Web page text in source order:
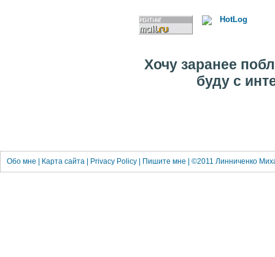
Хочу заранее
буду с
Обо мне Карта сайта Privacy Policy Пишите мне | ©2011 Линниченко